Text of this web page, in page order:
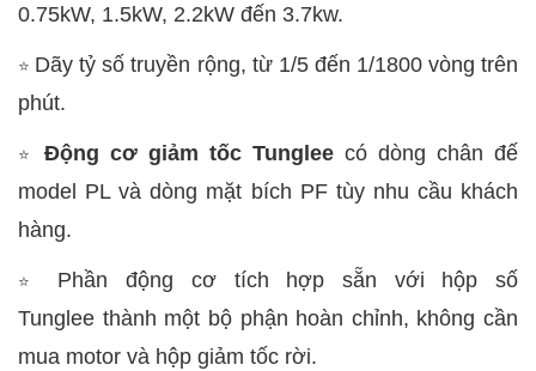
0.75kW, 1.5kW, 2.2kW đến 3.7kw.
⭐ Dãy tỷ số truyền rộng, từ 1/5 đến 1/1800 vòng trên
phút.
⭐ Động cơ giảm tốc Tunglee có dòng chân đế
model PL và dòng mặt bích PF tùy nhu cầu khách
hàng.
⭐ Phần động cơ tích hợp sẵn với hộp số
Tunglee thành một bộ phận hoàn chỉnh, không cần
mua motor và hộp giảm tốc rời.